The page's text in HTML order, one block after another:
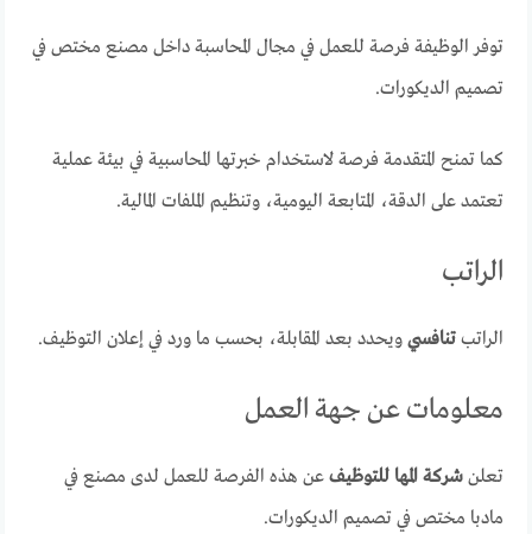
توفر الوظيفة فرصة للعمل في مجال المحاسبة داخل مصنع مختص في
تصميم الديكورات.
كما تمنح المتقدمة فرصة لاستخدام خبرتها المحاسبية في بيئة عملية
تعتمد على الدقة، المتابعة اليومية، وتنظيم الملفات المالية.
الراتب
الراتبتنافسي ويحدد بعد المقابلة، بحسب ما ورد في إعلان التوظيف.
معلومات عن جهة العمل
تعلنشركة المها للتوظيف عن هذه الفرصة للعمل لدى مصنع في
مادبا مختص في تصميم الديكورات.